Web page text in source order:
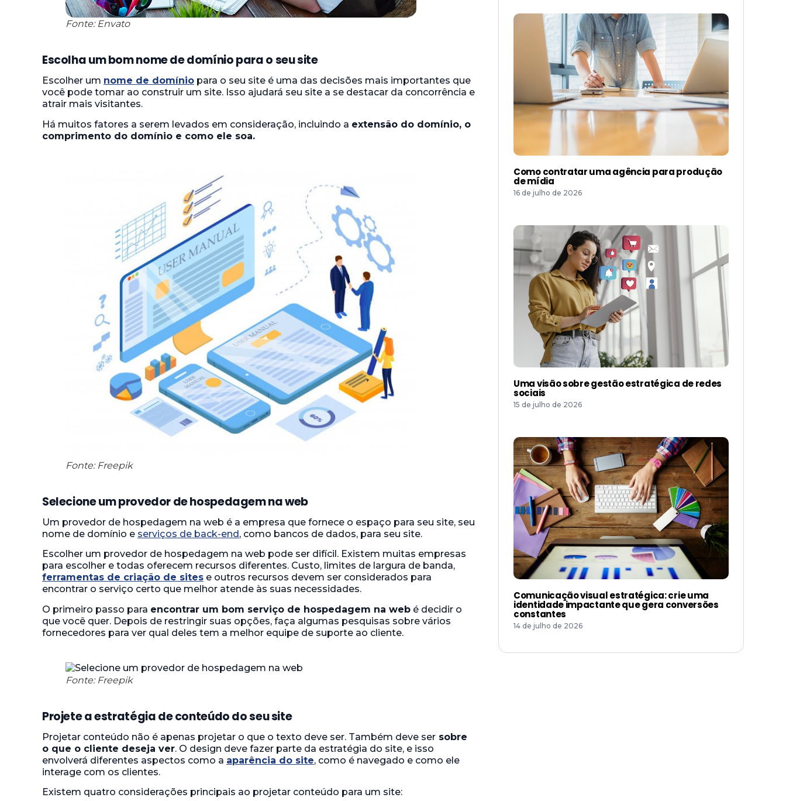
Fonte: Envato
Escolha um bom nome de domínio para o seu site
Escolher um nome de domínio para o seu site é uma das decisões mais importantes que
você pode tomar ao construir um site. Isso ajudará seu site a se destacar da concorrência e
atrair mais visitantes.
Há muitos fatores a serem levados em consideração, incluindo a extensão do domínio, o
comprimento do domínio e como ele soa.
Fonte: Freepik
Selecione um provedor de hospedagem na web
Um provedor de hospedagem na web é a empresa que fornece o espaço para seu site, seu
nome de domínio e serviços de back-end, como bancos de dados, para seu site.
Escolher um provedor de hospedagem na web pode ser difícil. Existem muitas empresas
para escolher e todas oferecem recursos diferentes. Custo, limites de largura de banda,
ferramentas de criação de sites e outros recursos devem ser considerados para
encontrar o serviço certo que melhor atende às suas necessidades.
O primeiro passo para encontrar um bom serviço de hospedagem na web é decidir o
que você quer. Depois de restringir suas opções, faça algumas pesquisas sobre vários
fornecedores para ver qual deles tem a melhor equipe de suporte ao cliente.
Fonte: Freepik
Projete a estratégia de conteúdo do seu site
Projetar conteúdo não é apenas projetar o que o texto deve ser. Também deve ser sobre
o que o cliente deseja ver. O design deve fazer parte da estratégia do site, e isso
envolverá diferentes aspectos como a aparência do site, como é navegado e como ele
interage com os clientes.
Existem quatro considerações principais ao projetar conteúdo para um site:
Como contratar uma agência para produção
de mídia
16 de julho de 2026
Uma visão sobre gestão estratégica de redes
sociais
15 de julho de 2026
Comunicação visual estratégica: crie uma
identidade impactante que gera conversões
constantes
14 de julho de 2026